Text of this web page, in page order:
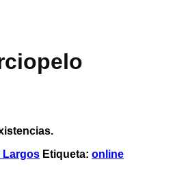
Largos Etiqueta: online